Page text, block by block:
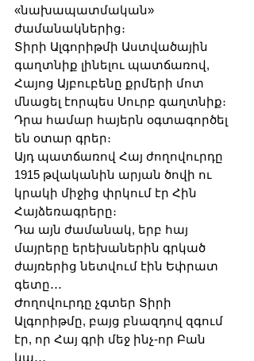
«նախապատմական»
ժամանակներից։
Տիրի Ալգորիթմի Աստվածային
գաղտնիք լինելու պատճառով,
Հայոց Այբուբենը քրմերի մոտ
մնացել էորպես Սուրբ գաղտնիք։
Դրա համար հայերն օգտագործել
են օտար գրեր։
Այդ պատճառով Հայ ժողովուրդը
1915 թվականին արյան ծովի ու
կրակի միջից փրկում էր Հին
Հայձեռագրերը։
Դա այն ժամանակ, երբ հայ
մայրերը երեխաներին գրկած
ժայռերից նետվում էին Եփրատ
գետը․․․
Ժողովուրդը չգտեր Տիրի
Ալգորիթմը, բայց բնազդով զգում
էր, որ Հայ գրի մեջ ինչ-որ Բան
կա․․․